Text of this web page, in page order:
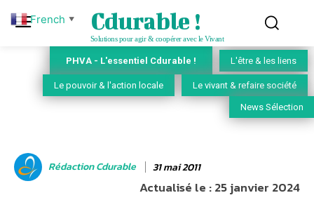
Cdurable !
Solutions pour agir & coopérer avec le Vivant
PHVA - L'essentiel Cdurable ! L'être & les liens
Le pouvoir & l'action locale Le vivant & refaire société
News Sélection
Rédaction Cdurable 31 mai 2011
Actualisé le :25 janvier 2024
French ▼